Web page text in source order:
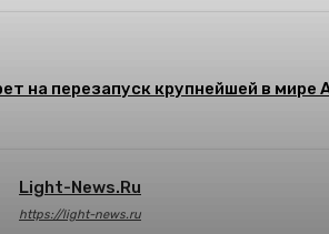
на перезапуск крупнейшей в мире
Light-News.ru
https://light-news.ru